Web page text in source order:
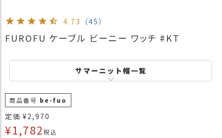
新
作
ッ
ピ
ン
グ
4.73 （45）
FUROFU ケーブル ビーニー ワッチ #KT
サマーニット帽一覧
商品番号 be-fuo
定価 ¥2,970
¥1,782税込